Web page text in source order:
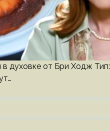
духовке от Бри Ходж Тип: